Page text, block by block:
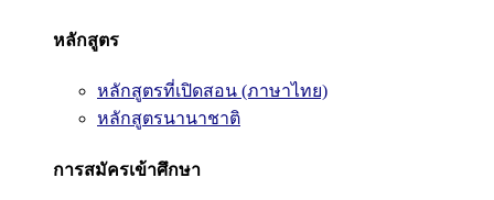
หลักสูตร
หลักสูตรที่เปิดสอน (ภาษาไทย)
หลักสูตรนานาชาติ
การสมัครเข้าศึกษา